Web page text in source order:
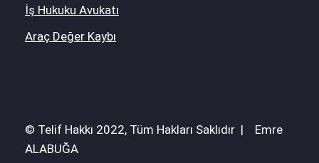
İş Hukuku Avukatı
Araç Değer Kaybı
© Telif Hakkı 2022, Tüm Hakları Saklıdır | Emre
ALABUĞA